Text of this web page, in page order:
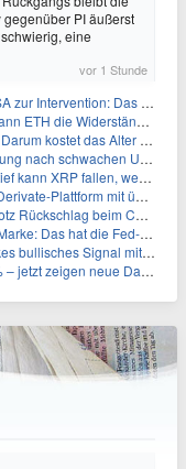
PI äußerst
eine
vor 1 Stunde
Das größte Risiko seit 15 Jahren
gleitenden Durchschnitte überwinden?
Alter deutlich mehr als Sie denken
Fed-Zinserhöhungschancen sinken auf 44%
Unterstützung am Wochenende verloren geht?
über 950 Märkten in einem Konto
Act und fehlendem US-Iran-Abkommen
die Fed-Entscheidung ausgelöst
mit Potenzial für 200% Kursanstieg
neue Daten: War es berechtigt?